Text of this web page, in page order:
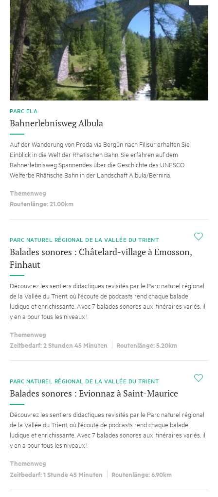
PARC ELA
Bahnerlebnisweg Albula
Auf der Wanderung von Preda via Bergün nach Filisur erhalten Sie
Einblick in die Welt der Rhätischen Bahn. Sie erfahren auf dem
Bahnerlebnisweg Spannendes über die Geschichte des UNESCO
Welterbe Rhätische Bahn in der Landschaft Albula/Bernina.
Themenweg
Routenlänge: 21.00km
i
PARC NATUREL RÉGIONAL DE LA VALLÉE DU TRIENT
Balades sonores : Châtelard-village à Emosson,
Finhaut
Découvrez les sentiers didactiques revisités par le Parc naturel régional
de la Vallée du Trient, où l'écoute de podcasts rend chaque balade
ludique et enrichissante. Avec 7 balades sonores aux itinéraires variés, il
y en a pour tous les niveaux !
Themenweg
Zeitbedarf: 2 Stunden 45 Minuten
Routenlänge: 5.20km
i
PARC NATUREL RÉGIONAL DE LA VALLÉE DU TRIENT
Balades sonores : Evionnaz à Saint-Maurice
Découvrez les sentiers didactiques revisités par le Parc naturel régional
de la Vallée du Trient, où l'écoute de podcasts rend chaque balade
ludique et enrichissante. Avec 7 balades sonores aux itinéraires variés, il
y en a pour tous les niveaux !
Themenweg
Zeitbedarf: 1 Stunde 45 Minuten
Routenlänge: 6.90km